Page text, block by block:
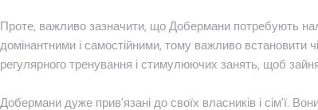
Проте, важливо зазначити, що Добермани потребують
домінантними і самостійними, тому важливо встановити
регулярного тренування і стимулюючих занять, щоб
Добермани дуже прив'язані до своїх власників і сім'ї.